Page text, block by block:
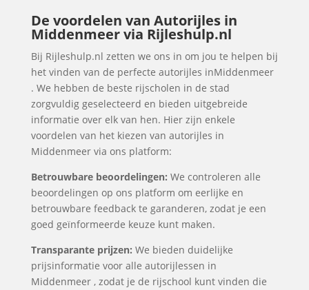
De voordelen van Autorijles in
Middenmeer via Rijleshulp.nl
Bij Rijleshulp.nl zetten we ons in om jou te helpen bij
het vinden van de perfecte autorijles inMiddenmeer
. We hebben de beste rijscholen in de stad
zorgvuldig geselecteerd en bieden uitgebreide
informatie over elk van hen. Hier zijn enkele
voordelen van het kiezen van autorijles in
Middenmeer via ons platform:
Betrouwbare beoordelingen: We controleren alle
beoordelingen op ons platform om eerlijke en
betrouwbare feedback te garanderen, zodat je een
goed geïnformeerde keuze kunt maken.
Transparante prijzen: We bieden duidelijke
prijsinformatie voor alle autorijlessen in
Middenmeer , zodat je de rijschool kunt vinden die